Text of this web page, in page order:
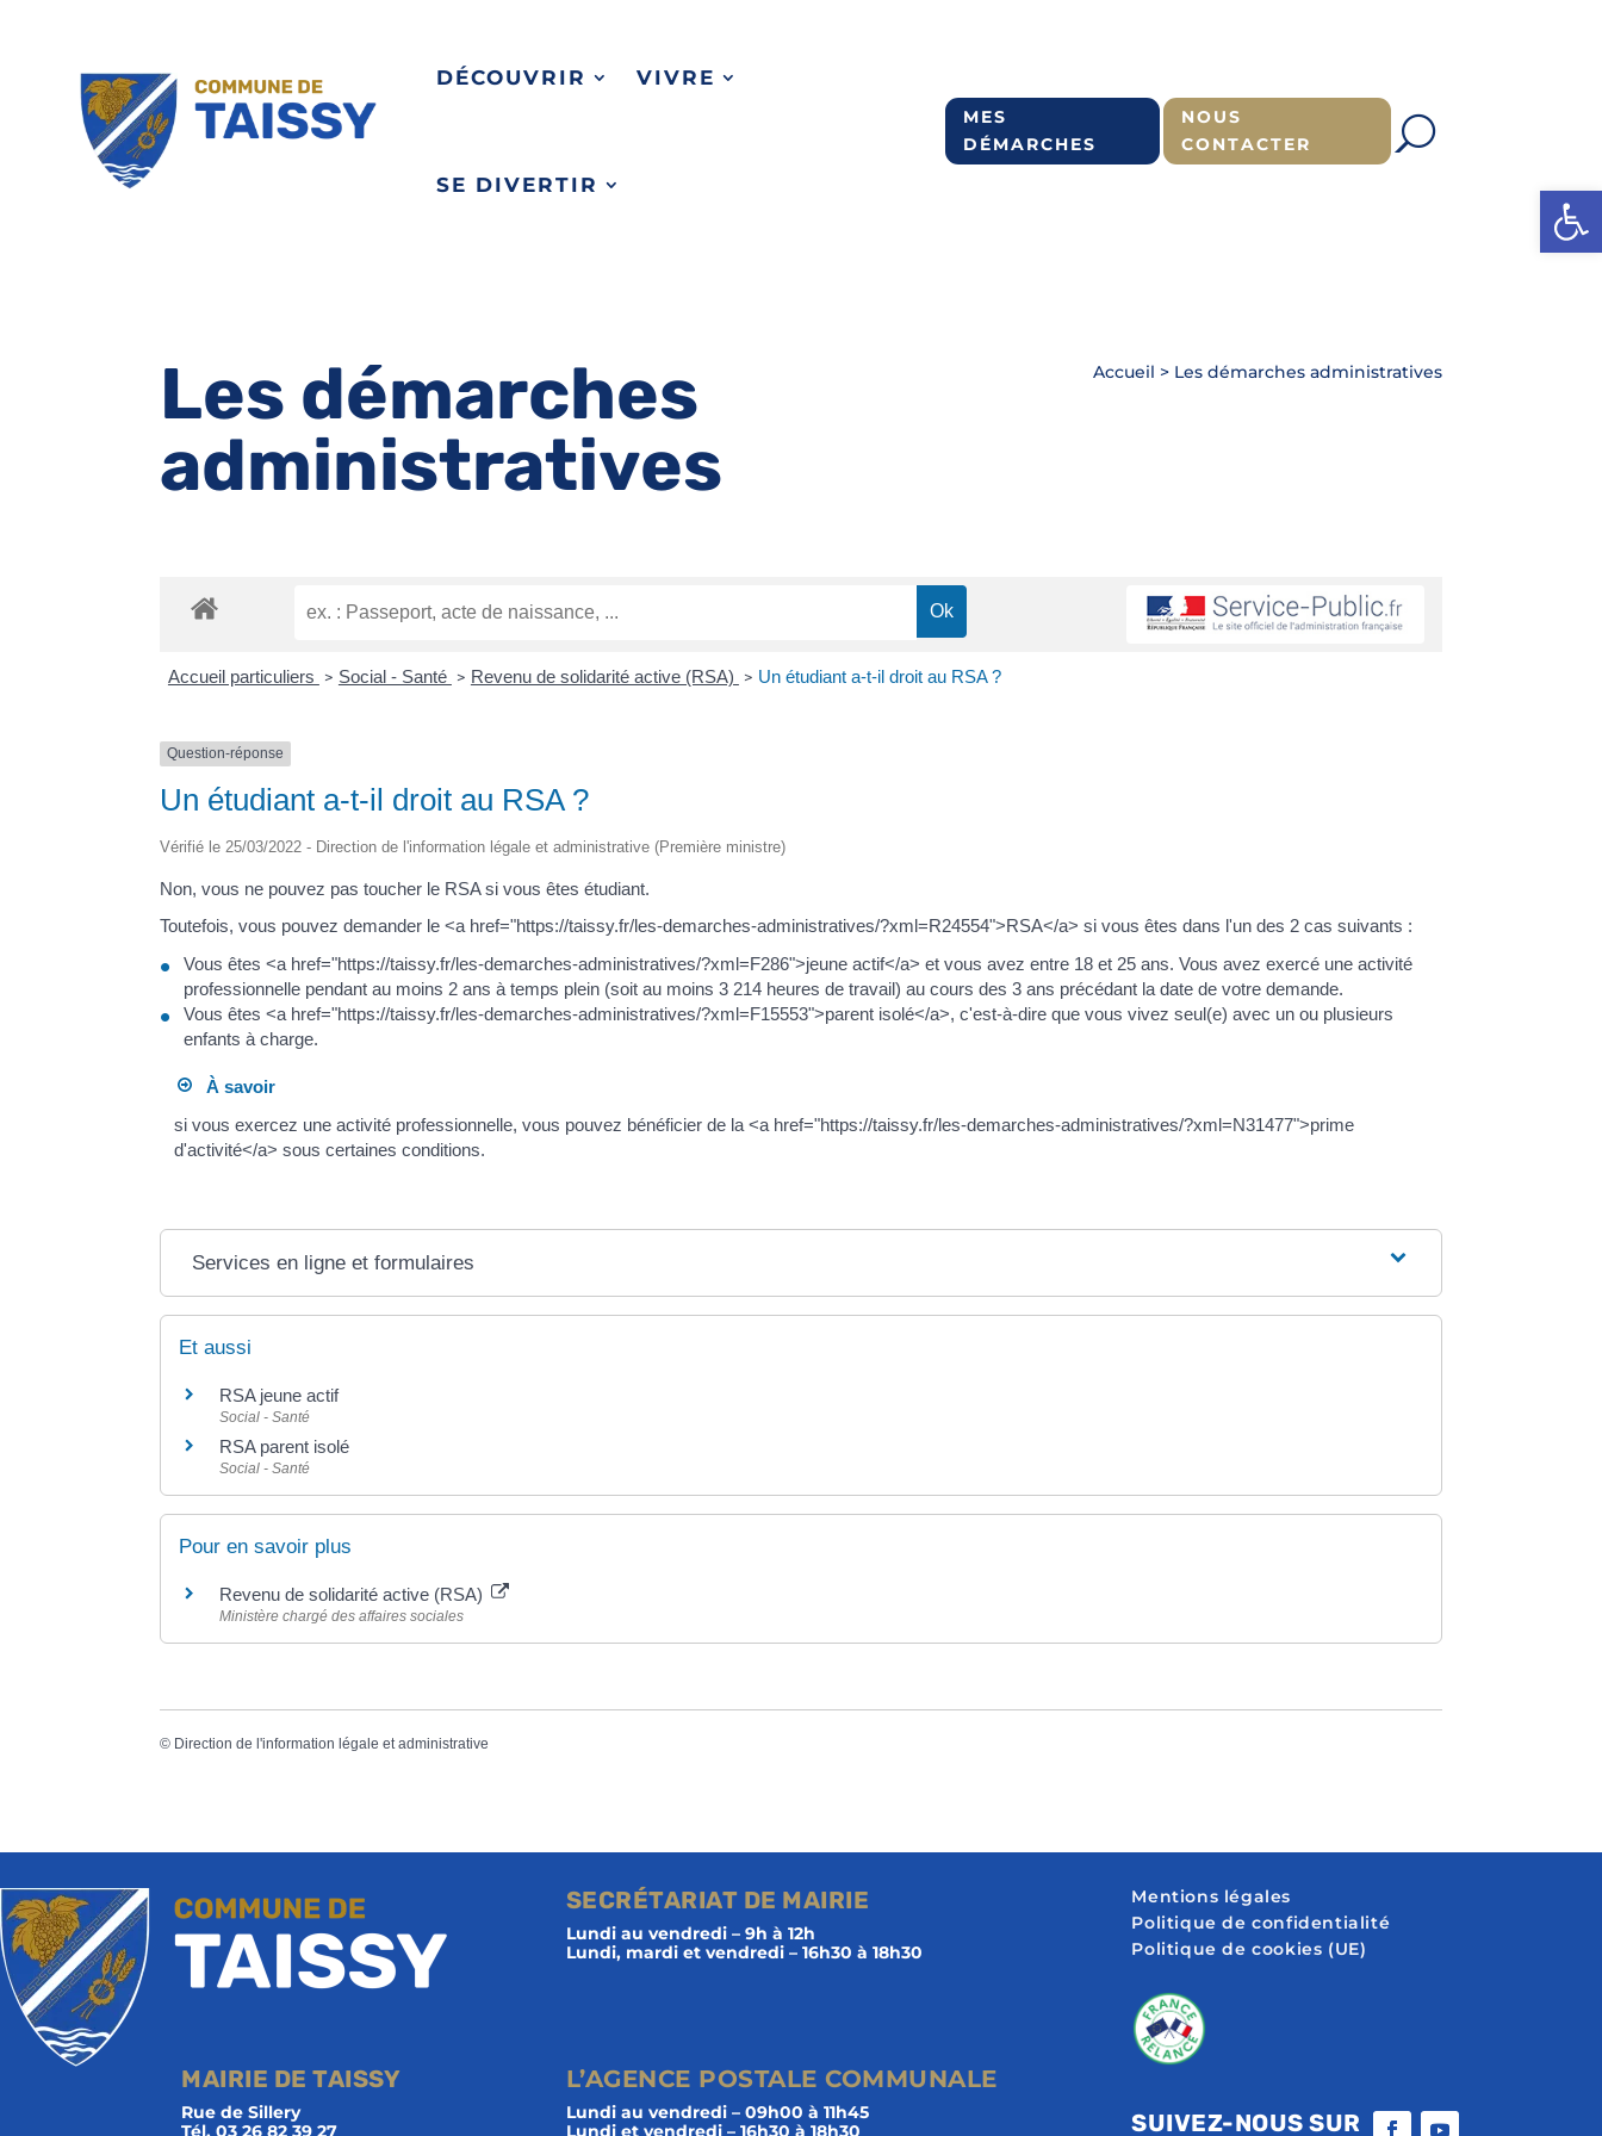
Ouvrir
DÉCOUVRIR VIVRE
SE DIVERTIR
MES
DÉMARCHES
NOUS
CONTACTER
Les démarches
administratives
Accueil > Les démarches administratives
Accueil particuliers > Social - Santé > Revenu de solidarité active (RSA) > Un étudiant a-t-il droit au RSA ?
Question-réponse
Un étudiant a-t-il droit au RSA ?
Vérifié le 25/03/2022 - Direction de l'information légale et administrative (Première ministre)
Non, vous ne pouvez pas toucher le RSA si vous êtes étudiant.
Toutefois, vous pouvez demander le <a href="https://taissy.fr/les-demarches-administratives/?xml=R24554">RSA</a> si vous êtes dans l'un des 2 cas suivants :
Vous êtes <a href="https://taissy.fr/les-demarches-administratives/?xml=F286">jeune actif</a> et vous avez entre 18 et 25 ans. Vous avez exercé une activité
professionnelle pendant au moins 2 ans à temps plein (soit au moins 3 214 heures de travail) au cours des 3 ans précédant la date de votre demande.
Vous êtes <a href="https://taissy.fr/les-demarches-administratives/?xml=F15553">parent isolé</a>, c'est-à-dire que vous vivez seul(e) avec un ou plusieurs
enfants à charge.
À savoir
si vous exercez une activité professionnelle, vous pouvez bénéficier de la <a href="https://taissy.fr/les-demarches-administratives/?xml=N31477">prime
d'activité</a> sous certaines conditions.
Services en ligne et formulaires
Et aussi
RSA jeune actif
Social - Santé
RSA parent isolé
Social - Santé
Pour en savoir plus
Revenu de solidarité active (RSA)
Ministère chargé des affaires sociales
© Direction de l'information légale et administrative
SECRÉTARIAT DE MAIRIE
Lundi au vendredi – 9h à 12h
Lundi, mardi et vendredi – 16h30 à 18h30
MAIRIE DE TAISSY
Rue de Sillery
Tél. 03 26 82 39 27
L’AGENCE POSTALE COMMUNALE
Lundi au vendredi – 09h00 à 11h45
Lundi et vendredi – 16h30 à 18h30
Mentions légales
Politique de confidentialité
Politique de cookies (UE)
SUIVEZ-NOUS SUR